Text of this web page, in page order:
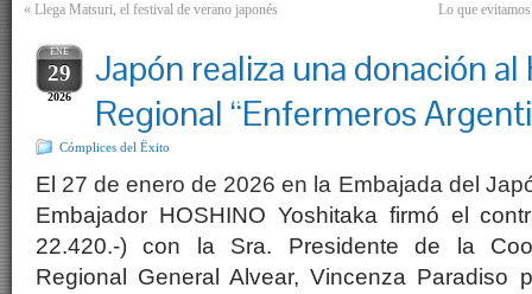
« Llega Matsuri, el festival de verano japonés Lo que
ENE
29
2026
Japón realiza una donación
Regional “Enfermeros
Cómplices del Ëxito
El 27 de enero de 2026 en la Embajada del
Embajador HOSHINO Yoshitaka firmó el
22.420.-) con la Sra. Presidente de la
Regional General Alvear, Vincenza Paradiso